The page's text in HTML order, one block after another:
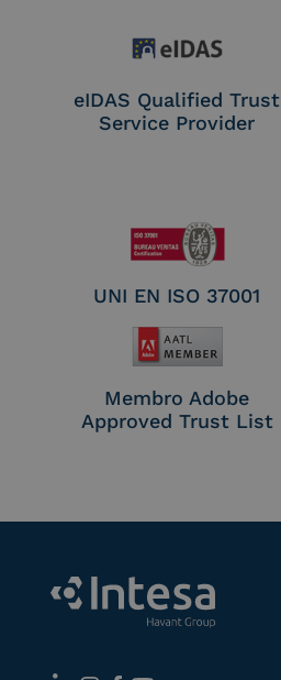
eIDAS Qualified Trust
Service Provider
UNI EN ISO 37001
Membro Adobe
Approved Trust List